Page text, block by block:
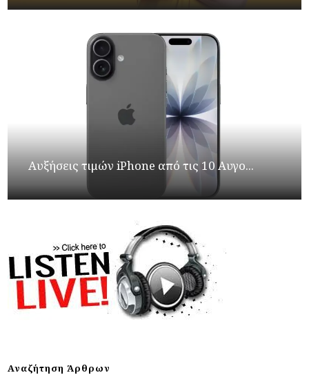
Αυξήσεις τιμών iPhone από τις 10 Αυγο...
Αναζήτηση Άρθρων